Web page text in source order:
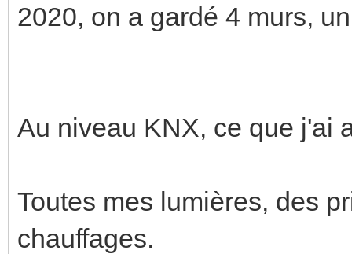
2020, on a gardé 4 murs,
Au niveau KNX, ce que j'ai
Toutes mes lumières, des
chauffages.